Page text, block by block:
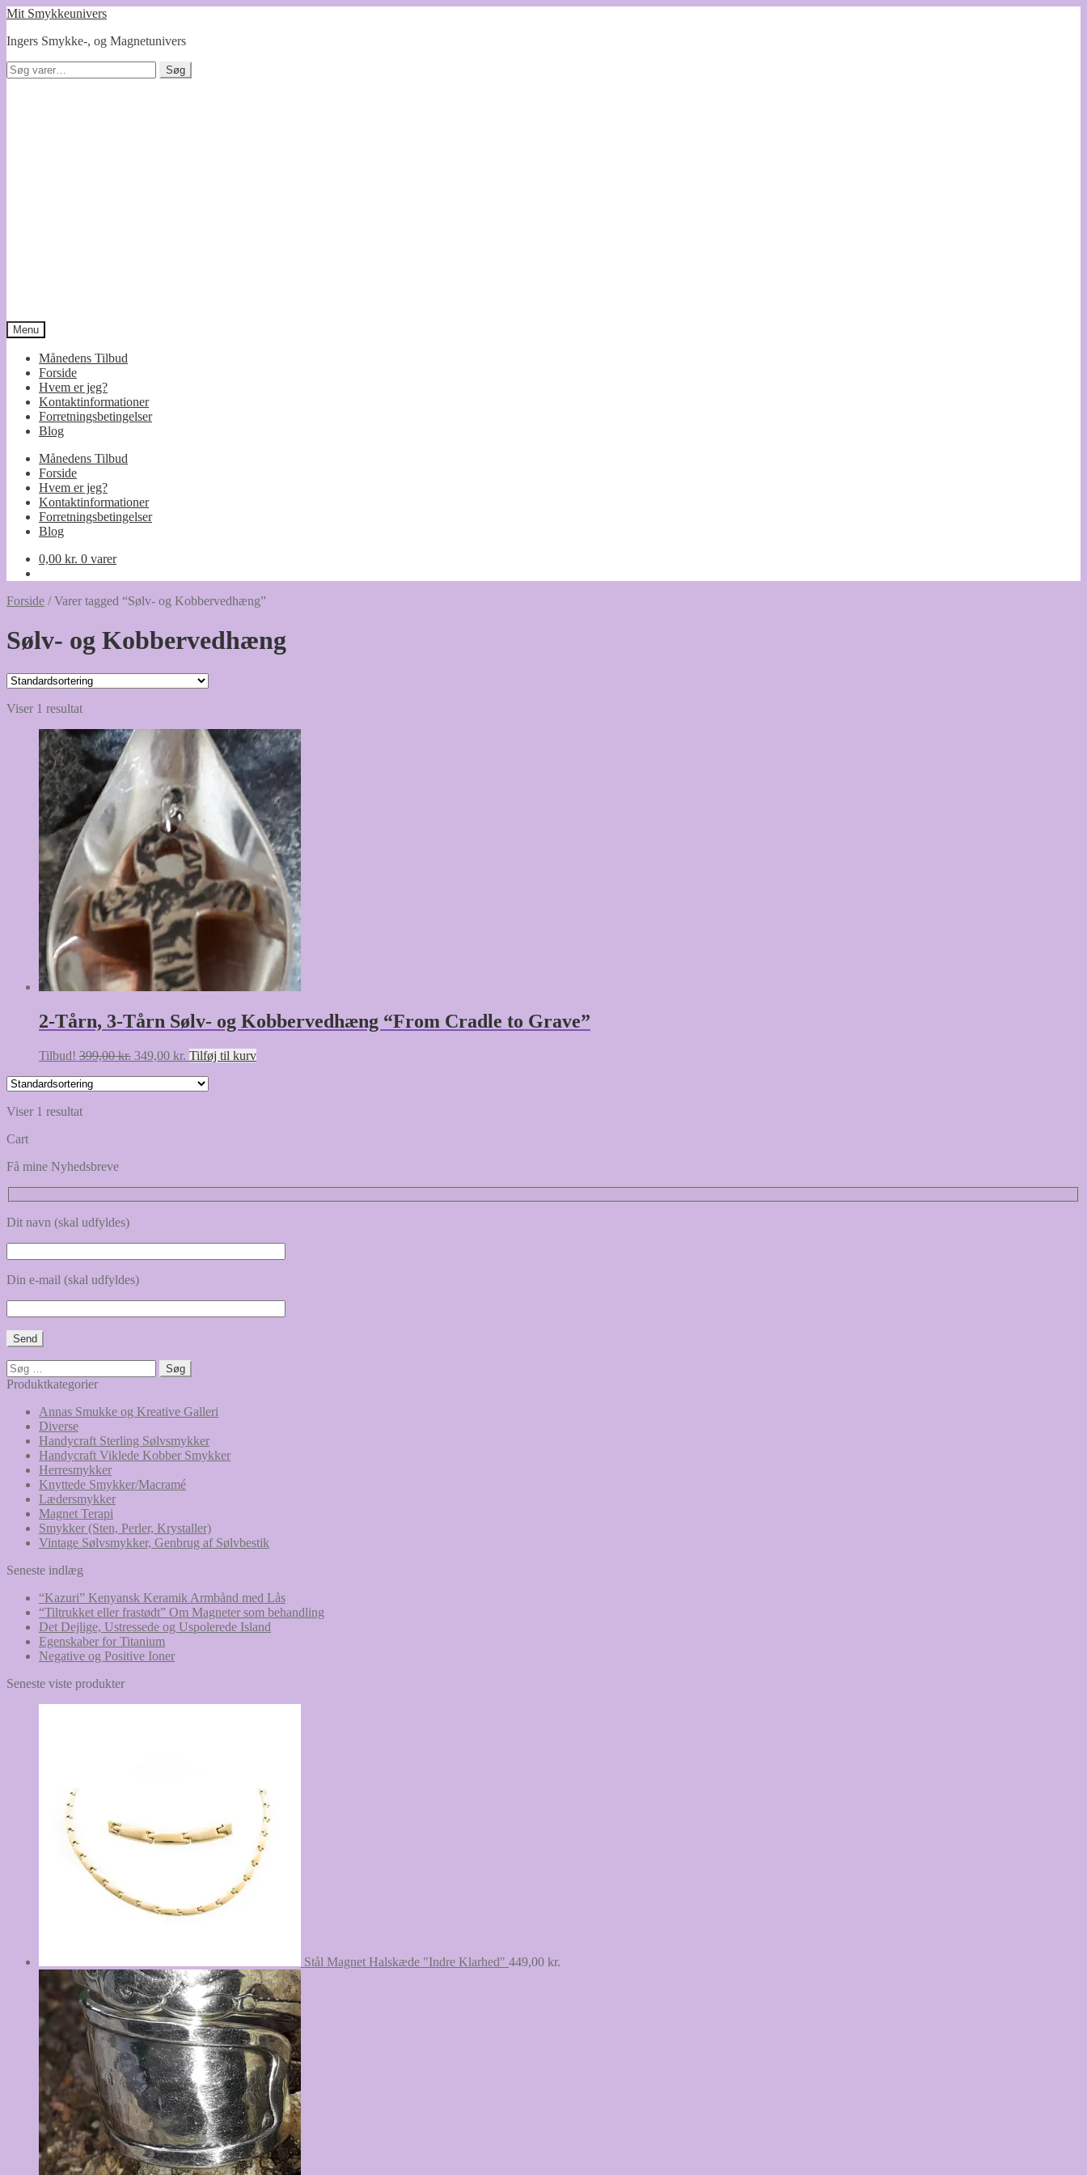
Spring
navigation
Spring
indhold
Mit Smykkeunivers
Ingers Smykke-, og Magnetunivers
Søg
efter:
Søg
Menu
Månedens Tilbud
Forside
Hvem er jeg?
Kontaktinformationer
Forretningsbetingelser
Blog
Månedens Tilbud
Forside
Hvem er jeg?
Kontaktinformationer
Forretningsbetingelser
Blog
0,00 kr. 0 varer
Forside /Varer tagged “Sølv- og Kobbervedhæng”
Sølv- og Kobbervedhæng
Viser 1 resultat
2-Tårn, 3-Tårn Sølv- og Kobbervedhæng “From Cradle to Grave”
Tilbud! 399,00kr. Den
349,00 kr. Den
pris
Tilføj til kurv
Viser 1 resultat
Cart
Få mine Nyhedsbreve
Dit navn (skal udfyldes)
Din e-mail (skal udfyldes)
Søg
efter:
Produktkategorier
Annas Smukke og Kreative Galleri
Diverse
Handycraft Sterling Sølvsmykker
Handycraft Viklede Kobber Smykker
Herresmykker
Knyttede Smykker/Macramé
Lædersmykker
Magnet Terapi
Smykker (Sten, Perler, Krystaller)
Vintage Sølvsmykker, Genbrug af Sølvbestik
Seneste indlæg
“Kazuri” Kenyansk Keramik Armbånd med Lås
“Tiltrukket eller frastødt” Om Magneter som behandling
Det Dejlige, Ustressede og Uspolerede Island
Egenskaber for Titanium
Negative og Positive Ioner
Seneste viste produkter
Stål Magnet Halskæde "Indre Klarhed" 449,00 kr.